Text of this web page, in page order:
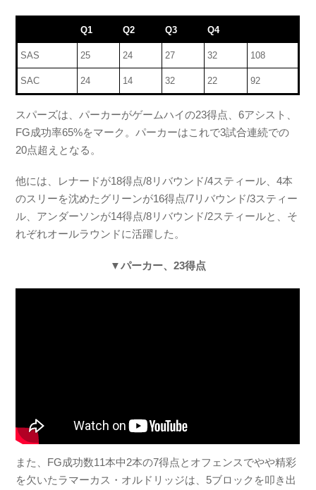
Q1 Q2 Q3 Q4
SAS 25 24 27 32 108
SAC 24 14 32 22 92
スパーズは、パーカーがゲームハイの23得点、6アシスト、
FG成功率65%をマーク。パーカーはこれで3試合連続での
20点超えとなる。
他には、レナードが18得点/8リバウンド/4スティール、4本
のスリーを沈めたグリーンが16得点/7リバウンド/3スティー
ル、アンダーソンが14得点/8リバウンド/2スティールと、そ
れぞれオールラウンドに活躍した。
▼パーカー、23得点
また、FG成功数11本中2本の7得点とオフェンスでやや精彩
を欠いたラマーカス・オルドリッジは、5ブロックを叩き出